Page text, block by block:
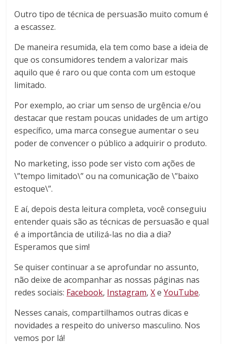
Outro tipo de técnica de persuasão muito comum é
a escassez.
De maneira resumida, ela tem como base a ideia de
que os consumidores tendem a valorizar mais
aquilo que é raro ou que conta com um estoque
limitado.
Por exemplo, ao criar um senso de urgência e/ou
destacar que restam poucas unidades de um artigo
específico, uma marca consegue aumentar o seu
poder de convencer o público a adquirir o produto.
No marketing, isso pode ser visto com ações de
\”tempo limitado\” ou na comunicação de \”baixo
estoque\”.
E aí, depois desta leitura completa, você conseguiu
entender quais são as técnicas de persuasão e qual
é a importância de utilizá-las no dia a dia?
Esperamos que sim!
Se quiser continuar a se aprofundar no assunto,
não deixe de acompanhar as nossas páginas nas
redes sociais: Facebook, Instagram,XeYouTube.
Nesses canais, compartilhamos outras dicas e
novidades a respeito do universo masculino. Nos
vemos por lá!